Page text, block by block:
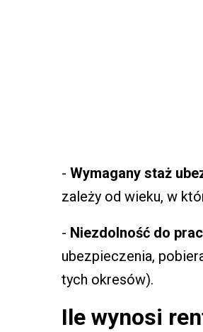
- Wymagany staż
zależy od wieku, w
- Niezdolność do
ubezpieczenia,
tych okresów).
Ile wynosi